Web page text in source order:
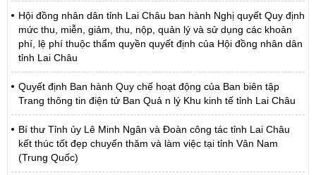
Hội đồng nhân dân tỉnh Lai Châu ban hành Nghị quyết Quy định
mức thu, miễn, giảm, thu, nộp, quản lý và sử dụng các khoản
phí, lệ phí thuộc thẩm quyền quyết định của Hội đồng nhân dân
tỉnh Lai Châu
Quyết định Ban hành Quy chế hoạt động của Ban biên tập
Trang thông tin điện tử Ban Quả n lý Khu kinh tế tỉnh Lai Châu
Bí thư Tỉnh ủy Lê Minh Ngân và Đoàn công tác tỉnh Lai Châu
kết thúc tốt đẹp chuyến thăm và làm việc tại tỉnh Vân Nam
(Trung Quốc)